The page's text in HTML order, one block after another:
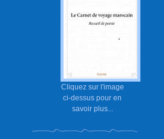
Cliquez sur l'image
ci-dessus pour en
savoir plus...